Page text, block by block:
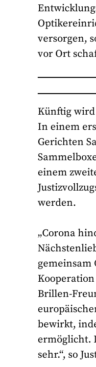
versorgen,
vor Ort
Künftig wird
In einem
Gerichten
einem
werden.
„Corona
gemeinsam
Brillen-
bewirkt,
ermöglicht.
sehr.“, so